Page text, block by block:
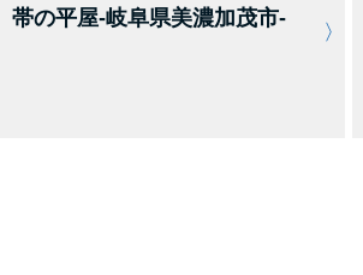
帯の平屋-岐阜県美濃加茂市-